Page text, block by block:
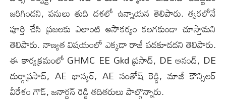
జరిగింద‌ని, పనులు తుది దశలో ఉన్నాయ‌న తెలిపారు. త్వ‌ర‌లోనే
పూర్తి చేసి ప్రజ‌ల‌కు ఎలాంటి అసౌకర్యం క‌ల‌గ‌కుండా చూస్తామ‌ని
తెలిపారు. నాణ్య‌త విష‌యంలో ఎక్క‌డా రాజీ ప‌డ‌కూడ‌ద‌ని తెలిపారు.
ఈ కార్యక్రమంలో GHMC EE Gkd ప్రసాద్, DE ఆనంద్, DE
దుర్గాప్రసాద్, AE భాస్కర్, AE సంతోష్ రెడ్డి, మాజీ కౌన్సిలర్
వీరేశం గౌడ్, జనార్దన్ రెడ్డి తదితరులు పాల్గొన్నారు.